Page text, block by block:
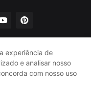
de Privacidade
experiência de
e analisar nosso
com nosso uso